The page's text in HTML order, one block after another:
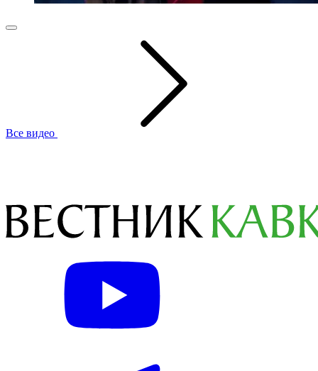
Все видео